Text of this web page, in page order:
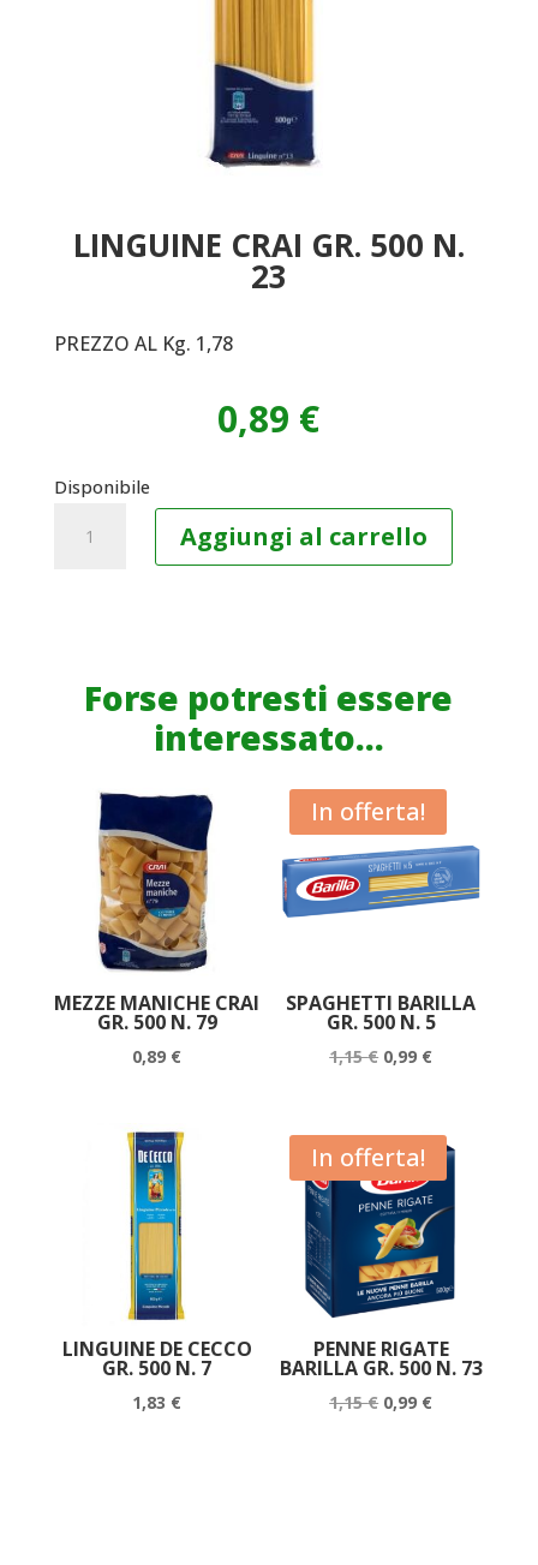
LINGUINE CRAI GR. 500 N.
23
PREZZO AL Kg. 1,78
0,89 €
Disponibile
CRAI
quantità
Aggiungi al carrello
Forse potresti essere
interessato...
MEZZE MANICHE CRAI
GR. 500 N. 79
0,89 €
In offerta!
SPAGHETTI BARILLA
GR. 500 N. 5
1,15€ Il
era:
1,15 €.
0,99 €Il
è:
0,99 €.
LINGUINE DE CECCO
GR. 500 N. 7
1,83 €
In offerta!
PENNE RIGATE
BARILLA GR. 500 N. 73
1,15€ Il
0,99 €Il